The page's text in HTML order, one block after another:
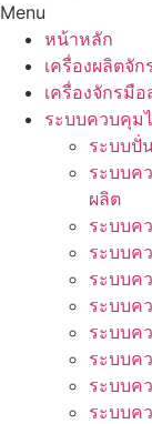
Menu
หน้าหลัก
เครื่องผลิตจัก
เครื่องจักรมือ
ระบบควบคุม
ระบบปั่
ระบบค
ผลิต
ระบบค
ระบบค
ระบบค
ระบบค
ระบบค
ระบบค
ระบบค
ระบบค